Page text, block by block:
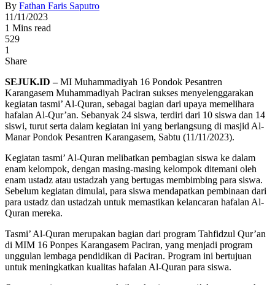
By Fathan Faris Saputro
11/11/2023
1 Mins read
529
1
Share
SEJUK.ID –MI Muhammadiyah 16 Pondok Pesantren
Karangasem Muhammadiyah Paciran sukses menyelenggarakan
kegiatan tasmi’ Al-Quran, sebagai bagian dari upaya memelihara
hafalan Al-Qur’an. Sebanyak 24 siswa, terdiri dari 10 siswa dan 14
siswi, turut serta dalam kegiatan ini yang berlangsung di masjid Al-
Manar Pondok Pesantren Karangasem, Sabtu (11/11/2023).
Kegiatan tasmi’ Al-Quran melibatkan pembagian siswa ke dalam
enam kelompok, dengan masing-masing kelompok ditemani oleh
enam ustadz atau ustadzah yang bertugas membimbing para siswa.
Sebelum kegiatan dimulai, para siswa mendapatkan pembinaan dari
para ustadz dan ustadzah untuk memastikan kelancaran hafalan Al-
Quran mereka.
Tasmi’ Al-Quran merupakan bagian dari program Tahfidzul Qur’an
di MIM 16 Ponpes Karangasem Paciran, yang menjadi program
unggulan lembaga pendidikan di Paciran. Program ini bertujuan
untuk meningkatkan kualitas hafalan Al-Quran para siswa.